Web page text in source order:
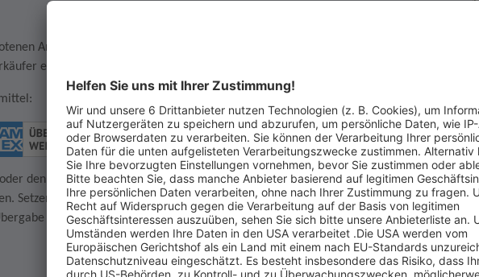
Artikel auch wirklich kaufen möchten. Wenn Sie die Auktion gewinnen, dann
ein rechtsgültiger Vertrag zustande, der Sie zum Kauf verpflichtet.
den AGB des Verkäufer haben, dann kontaktieren Sie diesen bevor Sie für das
Setzen Sie sich innerhalb von 2 Wochen nach Kauf mit dem Verkäufer in
des Artikels zu vereinbaren.